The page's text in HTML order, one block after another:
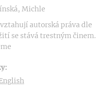
Michle
autorská práva dle
se stává trestným činem.